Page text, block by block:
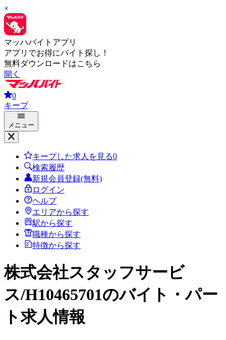
×
マッハバイトアプリ
アプリでお得にバイト探し！
無料ダウンロードはこちら
開く
0
キープ
メニュー
キープした求人を見る0
検索履歴
新規会員登録(無料)
ログイン
ヘルプ
エリアから探す
駅から探す
職種から探す
特徴から探す
株式会社スタッフサービ
ス/H10465701のバイト・パー
ト求人情報